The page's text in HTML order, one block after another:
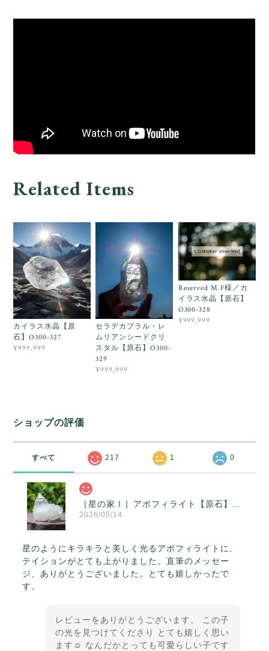
Related Items
カイラス水晶【原
石】O300-327
¥999,999
セラデカブラル・レ
ムリアンシードクリ
スタル【原石】O300-
329
¥999,999
Reserved M.F様／カ
イラス水晶【原石】
O300-328
¥999,999
ショップの評価
すべて 217 1 0
2026/05/14
星のようにキラキラと美しく光るアポフィライトに、
テイションがとても上がりました。直筆のメッセー
ジ、ありがとうございました。とても嬉しかったで
す。
レビューをありがとうございます。 この子
の光を見つけてくださり とても嬉しく思い
ます☺️ なんだかとっても可愛らしい子です